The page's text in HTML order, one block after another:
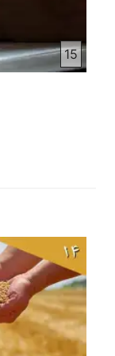
روان کردند
این بم
میکنه هر
جای می
خانه های
می
طرف دیگه خوش
خوانیم در
عهد جدید
او تعالیمات
استیم که
نوود پنگ
مقدار زمان
15